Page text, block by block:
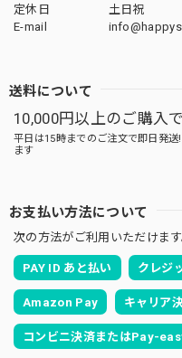
定休日
土日祝
E-mail
送料について
10,000円以上のご購入
平日は15時までのご注文で即日発
ます
お支払い方法について
次の方法がご利用いただけます
PAY ID あと払い クレジ
Amazon Pay キャリア
コンビニ決済またはPay-